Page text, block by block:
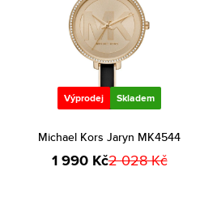
Výprodej Skladem
Michael Kors Jaryn MK4544
1 990 Kč2 028 Kč